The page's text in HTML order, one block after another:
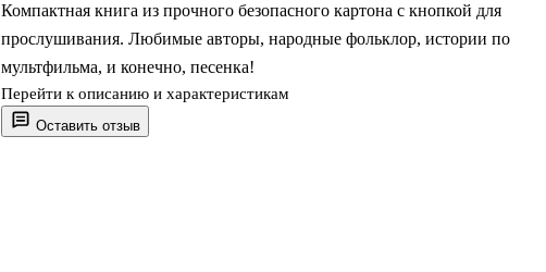
Оставить отзыв
Компактная книга из прочного безопасного картона с кнопкой для
прослушивания. Любимые авторы, народные фольклор, истории по
мультфильма, и конечно, песенка!
Перейти к описанию и характеристикам